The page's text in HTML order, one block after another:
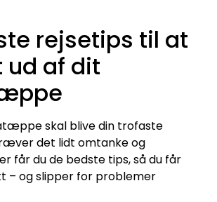
rejsetips til at
ud af dit
skal blive din trofaste
det lidt omtanke og
får du de bedste tips, så du får
– og slipper for problemer